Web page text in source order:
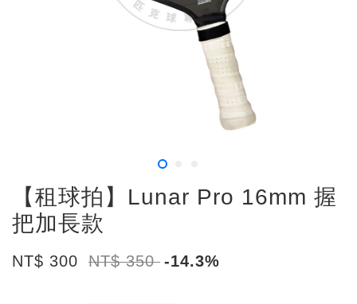
【租球拍】Lunar Pro 16mm 握
把加長款
NT$ 300 NT$ 350 -14.3%